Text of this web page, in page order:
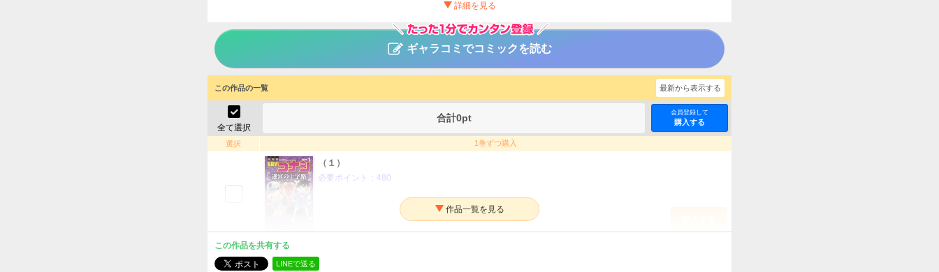
被害者は全員、窃盗団「源氏蛍」のメンバーだった！！
一方コナンは、ある寺からの依頼を受けた小五郎と共に京都へ・・・
そこで連続殺人の謎を追う平次と出くわし――――！？
タイトル
作者
ジャンル
掲載誌
小学館
ギャラコミでコミックを読む
この作品の一覧
全て選択
合計0pt 会員登録して
購入する
選択 1巻ずつ購入
最新から表示する
（１）
必要ポイント： 480
この作品を共有する
LINEで送る